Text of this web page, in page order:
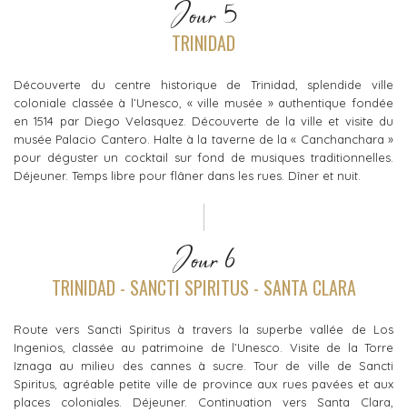
Jour 5
TRINIDAD
Découverte du centre historique de Trinidad, splendide ville
coloniale classée à l’Unesco, « ville musée » authentique fondée
en 1514 par Diego Velasquez. Découverte de la ville et visite du
musée Palacio Cantero. Halte à la taverne de la « Canchanchara »
pour déguster un cocktail sur fond de musiques traditionnelles.
Déjeuner. Temps libre pour flâner dans les rues. Dîner et nuit.
Jour 6
TRINIDAD - SANCTI SPIRITUS - SANTA CLARA
Route vers Sancti Spiritus à travers la superbe vallée de Los
Ingenios, classée au patrimoine de l’Unesco. Visite de la Torre
Iznaga au milieu des cannes à sucre. Tour de ville de Sancti
Spiritus, agréable petite ville de province aux rues pavées et aux
places coloniales. Déjeuner. Continuation vers Santa Clara,